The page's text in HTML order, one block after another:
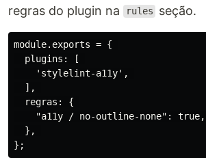
regras do plugin na
rules seção.
module.exports = {
  plugins: [
    'stylelint-a11y',
  ],
  regras: {
    "a11y / no-outline-none": true,
  },